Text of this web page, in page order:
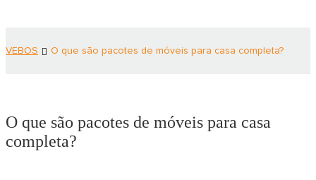
VEBOS O que são pacotes de móveis para casa completa?
O que são pacotes de móveis para casa
completa?